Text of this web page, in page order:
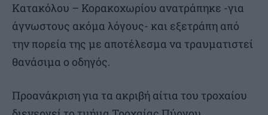
Κατακόλου – Κορακοχωρίου ανατράπηκε -για
άγνωστους ακόμα λόγους- και εξετράπη από
την πορεία της με αποτέλεσμα να τραυματιστεί
θανάσιμα ο οδηγός.
Προανάκριση για τα ακριβή αίτια του τροχαίου